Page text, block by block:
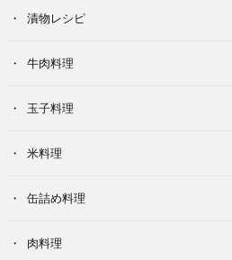
漬物レシピ
牛肉料理
玉子料理
米料理
缶詰め料理
肉料理